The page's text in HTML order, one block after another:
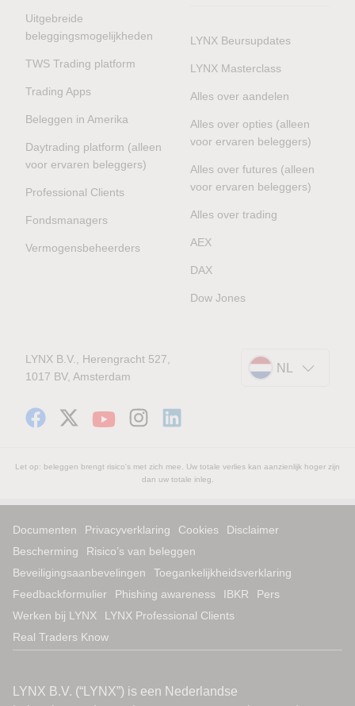
Uitgebreide
beleggingsmogelijkheden
TWS Trading platform
Trading Apps
Beleggen in Amerika
Daytrading platform (alleen
voor ervaren beleggers)
Professional Clients
Fondsmanagers
Vermogensbeheerders
LYNX Beursupdates
LYNX Masterclass
Alles over aandelen
Alles over opties (alleen
voor ervaren beleggers)
Alles over futures (alleen
voor ervaren beleggers)
Alles over trading
AEX
DAX
Dow Jones
LYNX B.V., Herengracht 527,
1017 BV, Amsterdam
NL
Let op: beleggen brengt risico's met zich mee. Uw totale verlies kan aanzienlijk hoger zijn
dan uw totale inleg.
Documenten Privacyverklaring Cookies
Disclaimer
Bescherming
Risico’s van beleggen
Beveiligingsaanbevelingen
Toegankelijkheidsverklaring
Feedbackformulier
Phishing awareness IBKR
Pers
Werken bij LYNX
LYNX Professional Clients
Real Traders Know